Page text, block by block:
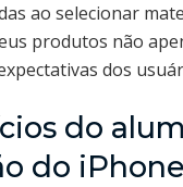
ao selecionar
produtos não
dos
do
do iPhone